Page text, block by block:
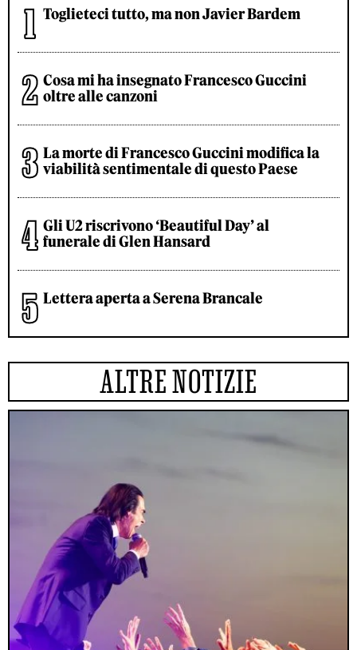
Toglieteci tutto, ma non Javier Bardem
Cosa mi ha insegnato Francesco Guccini
oltre alle canzoni
La morte di Francesco Guccini modifica la
viabilità sentimentale di questo Paese
Gli U2 riscrivono ‘Beautiful Day’ al
funerale di Glen Hansard
Lettera aperta a Serena Brancale
ALTRE NOTIZIE